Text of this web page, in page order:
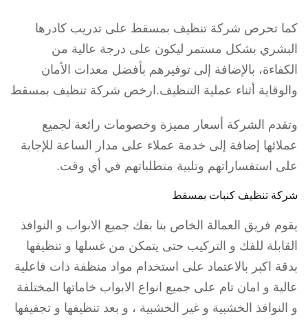
كما تحرص شركة تنظيف بمسقط على تدريب كادرها
البشري بشكل مستمر ليكون على درجة عالية من
الكفاءة، بالإضافة إلى توفيرهم بأفضل معدات الأمان
والوقاية أثناء عملية التنظيف.ارخص شركة تنظيف بمسقط
وتقدم الشركة أسعار مميزة وخصومات رائعة لجميع
عملائها إضافة إلى خدمة عملاء على مدار الساعة للإجابة
على استفساراتهم وتلبية متطلباتهم في أي وقت.
شركة تنظيف كنبات بمسقط
يقوم فريق العمالة الخاص بنا بفك جميع الابواب و النوافذ
القابلة للفك و التركيب حتى يتمكن من غسلها و تنظيفها
بدقة اكبر بالاعتماد على استخدام مواد منظفة ذات فاعلية
عالية و امان تام على جميع انواع الابواب خاماتها المختلفة
و النوافذ الخشبية و غير الخشبية ، و بعد تنظيفها و تجفيفها